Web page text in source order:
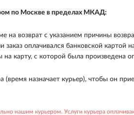
по Москве в пределах МКАД:
на возврат с указанием причины
заказ оплачивался банковской картой
карту, с которой была произведена
(время назначает курьер), чтобы он
нашим курьером. Услуги курьера